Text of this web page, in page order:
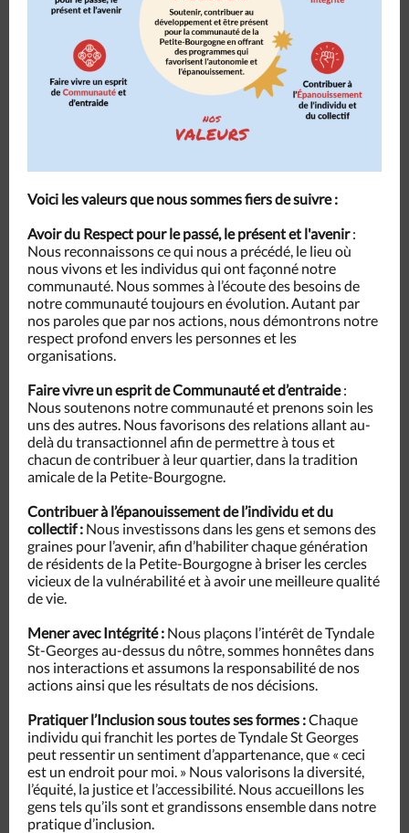
Voici les valeurs que nous sommes fiers de suivre :
Avoir du Respect pour le passé, le présent et l'avenir:
Nous reconnaissons ce qui nous a précédé, le lieu où
nous vivons et les individus qui ont façonné notre
communauté. Nous sommes à l’écoute des besoins de
notre communauté toujours en évolution. Autant par
nos paroles que par nos actions, nous démontrons notre
respect profond envers les personnes et les
organisations.
Faire vivre un esprit de Communauté et d’entraide:
Nous soutenons notre communauté et prenons soin les
uns des autres. Nous favorisons des relations allant au-
delà du transactionnel afin de permettre à tous et
chacun de contribuer à leur quartier, dans la tradition
amicale de la Petite-Bourgogne.
Contribuer à l’épanouissement de l’individu et du
collectif : Nous investissons dans les gens et semons des
graines pour l’avenir, afin d’habiliter chaque génération
de résidents de la Petite-Bourgogne à briser les cercles
vicieux de la vulnérabilité et à avoir une meilleure qualité
de vie.
Mener avec Intégrité : Nous plaçons l’intérêt de Tyndale
St-Georges au-dessus du nôtre, sommes honnêtes dans
nos interactions et assumons la responsabilité de nos
actions ainsi que les résultats de nos décisions.
Pratiquer l’Inclusion sous toutes ses formes :Chaque
individu qui franchit les portes de Tyndale St Georges
peut ressentir un sentiment d’appartenance, que « ceci
est un endroit pour moi. » Nous valorisons la diversité,
l’équité, la justice et l’accessibilité. Nous accueillons les
gens tels qu’ils sont et grandissons ensemble dans notre
pratique d’inclusion.